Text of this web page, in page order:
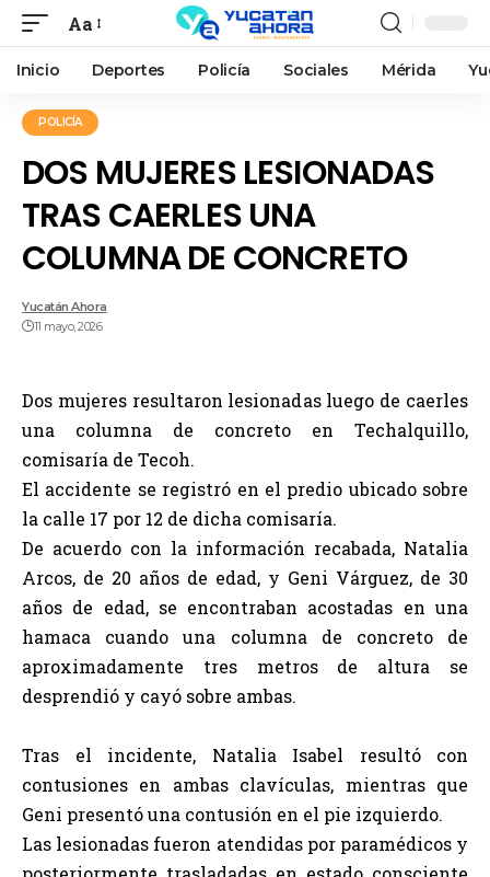
Aa
Inicio Deportes Policía Sociales Mérida
POLICÍA
DOS MUJERES LESIONADAS
TRAS CAERLES UNA
COLUMNA DE CONCRETO
Yucatán Ahora
11 mayo, 2026
Dos mujeres resultaron lesionadas luego de caerles
una columna de concreto en Techalquillo,
comisaría de Tecoh.
El accidente se registró en el predio ubicado sobre
la calle 17 por 12 de dicha comisaría.
De acuerdo con la información recabada, Natalia
Arcos, de 20 años de edad, y Geni Várguez, de 30
años de edad, se encontraban acostadas en una
hamaca cuando una columna de concreto de
aproximadamente tres metros de altura se
desprendió y cayó sobre ambas.
Tras el incidente, Natalia Isabel resultó con
contusiones en ambas clavículas, mientras que
Geni presentó una contusión en el pie izquierdo.
Las lesionadas fueron atendidas por paramédicos y